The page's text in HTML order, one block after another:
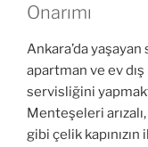
Onarımı
Ankara’da
apartman ve ev dış
servisliğini
Menteşeleri
gibi çelik